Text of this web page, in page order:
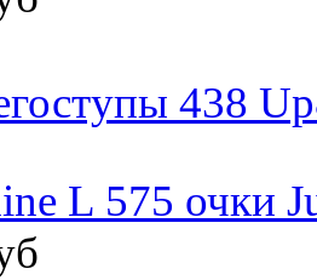
438
L 575 очки